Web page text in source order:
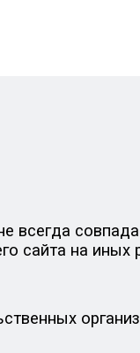
сайта на иных